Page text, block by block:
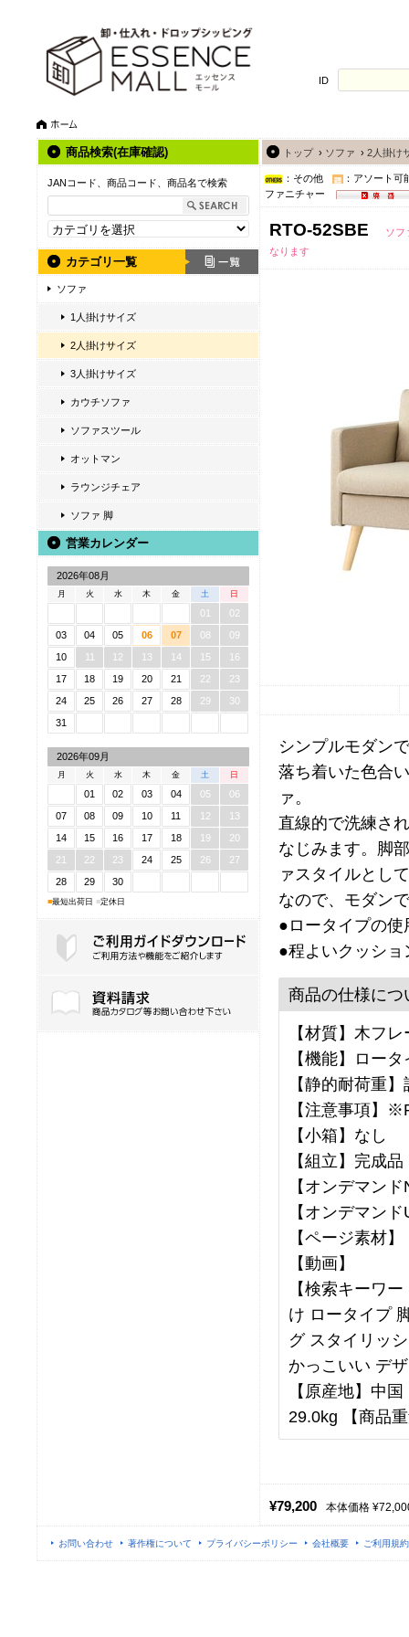
ID
商品検索(在庫確認)
JANコード、商品コード、商品名で検索
カテゴリ一覧
ソファ
1人掛けサイズ
2人掛けサイズ
3人掛けサイズ
カウチソファ
ソファスツール
オットマン
ラウンジチェア
ソファ 脚
営業カレンダー
2026年08月
月 火 水 木 金 土 日
01
02
03
04 05 06 07 08
09
10
11 12 13 14 15
16
17
18 19 20 21 22
23
24
25 26 27 28 29
30
31
2026年09月
月 火 水 木 金 土 日
01 02 03 04 05
06
07
08 09 10 11 12
13
14
15 16 17 18 19
20
21
22 23 24 25 26
27
28
29 30
■最短出荷日 ■定休日
トップ› ソファ › 2人掛け
：その他
：アソート可
ファニチャー
RTO-52SBE
ソフ
なります
シンプルモダン
落ち着いた色合
ァ。
直線的で洗練さ
なじみます。脚
ァスタイルとし
なので、モダン
●ロータイプの使
●程よいクッシ
商品の仕様につ
【材質】木フ
【機能】ロー
【静的耐荷重
【注意事項】
【小箱】なし
【組立】完成品
【オンデマン
【オンデマン
【ページ素材】
【動画】
【検索キーワ
け ロータイプ
グ スタイリッ
かっこいい デ
【原産地】中
29.0kg 【商品
¥79,200 本体価格
お問い合わせ 著作権について プライバシーポリシー 会社概要 ご利用規約